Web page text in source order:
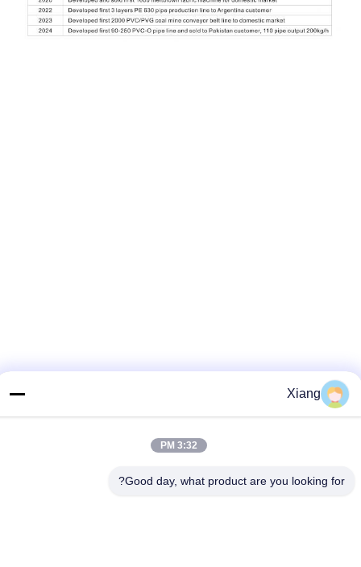
Xiang
3:32 PM
Good day, what product are you looking for?